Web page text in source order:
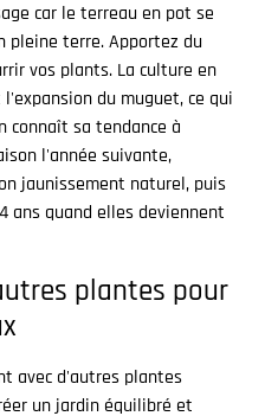
car le terreau en pot se
pleine terre. Apportez du
vos plants. La culture en
du muguet, ce qui
connaît sa tendance à
l'année suivante,
jaunissement naturel, puis
ans quand elles deviennent
plantes pour
avec d'autres plantes
un jardin équilibré et